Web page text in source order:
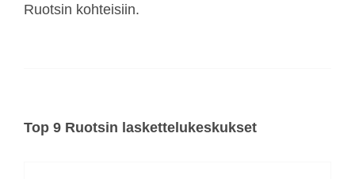
Ruotsin kohteisiin.
Top 9 Ruotsin laskettelukeskukset